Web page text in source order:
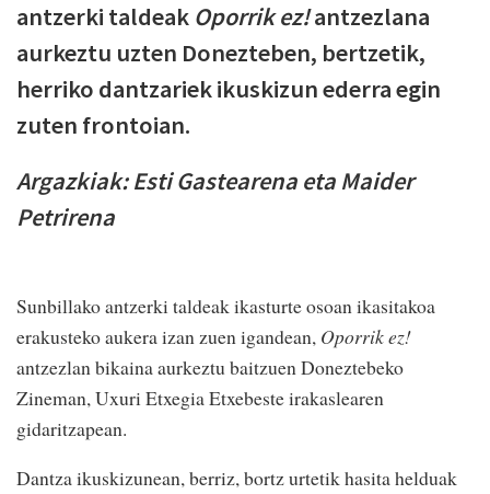
antzerki taldeak Oporrik ez!antzezlana
aurkeztu uzten Donezteben, bertzetik,
herriko dantzariek ikuskizun ederra egin
zuten frontoian.
Argazkiak: Esti Gastearena eta Maider
Petrirena
Sunbillako antzerki taldeak ikasturte osoan ikasitakoa
erakusteko aukera izan zuen igandean, Oporrik ez!
antzezlan bikaina aurkeztu baitzuen Doneztebeko
Zineman, Uxuri Etxegia Etxebeste irakaslearen
gidaritzapean.
Dantza ikuskizunean, berriz, bortz urtetik hasita helduak